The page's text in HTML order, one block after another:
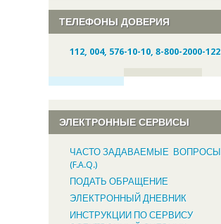
ТЕЛЕФОНЫ ДОВЕРИЯ
112, 004, 576-10-10, 8-800-2000-122
ЭЛЕКТРОННЫЕ СЕРВИСЫ
ЧАСТО ЗАДАВАЕМЫЕ ВОПРОСЫ
(F.A.Q.)
ПОДАТЬ ОБРАЩЕНИЕ
ЭЛЕКТРОННЫЙ ДНЕВНИК
ИНСТРУКЦИИ ПО СЕРВИСУ